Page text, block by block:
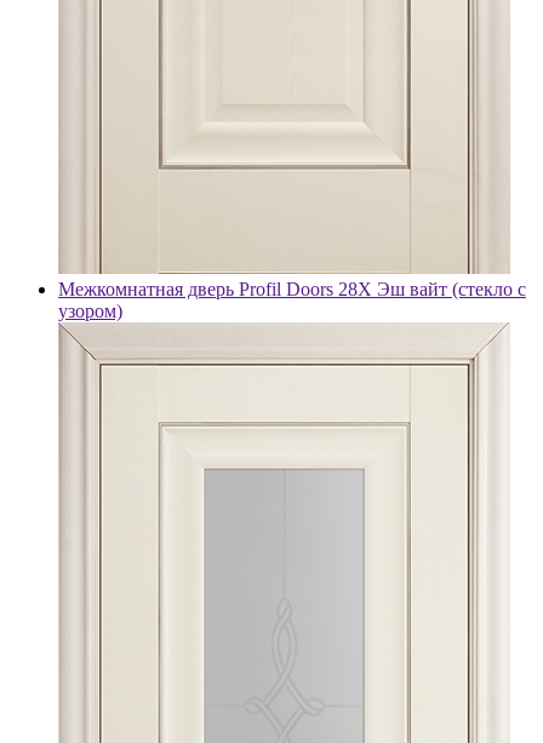
Межкомнатная дверь Profil Doors 28X Эш вайт (стекло с
узором)